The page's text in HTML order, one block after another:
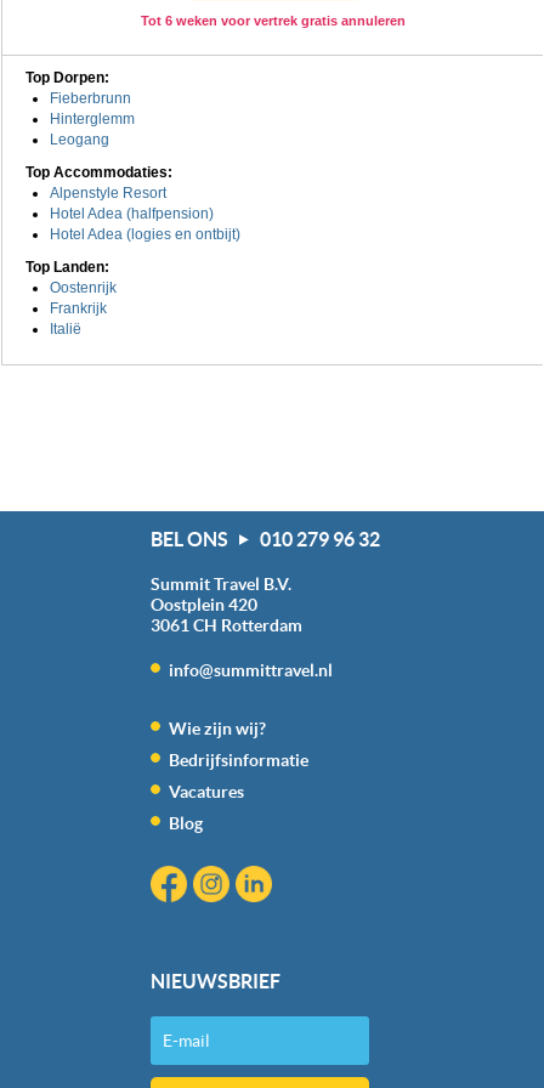
Tot 6 weken voor vertrek gratis annuleren
Top Dorpen:
Fieberbrunn
Hinterglemm
Leogang
Top Accommodaties:
Alpenstyle Resort
Hotel Adea (halfpension)
Hotel Adea (logies en ontbijt)
Top Landen:
Oostenrijk
Frankrijk
Italië
BEL ONS 010 279 96 32
Summit Travel B.V.
Oostplein 420
3061 CH Rotterdam
info@summittravel.nl
Wie zijn wij?
Bedrijfsinformatie
Vacatures
Blog
NIEUWSBRIEF